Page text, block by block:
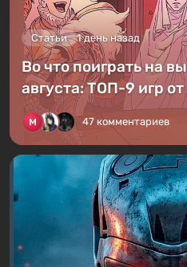
Статьи 1 день назад
Во что поиграть на
августа: ТОП-9 игр
47 комментариев